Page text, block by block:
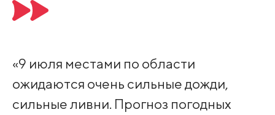
«9 июля местами по области
ожидаются очень сильные дожди,
сильные ливни. Прогноз погодных